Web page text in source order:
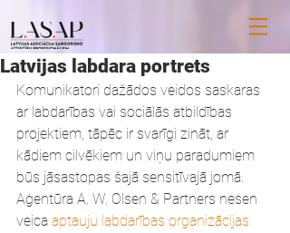
Latvijas labdara portrets
Komunikatori dažādos veidos saskaras
ar labdarības vai sociālās atbildības
projektiem, tāpēc ir svarīgi zināt, ar
kādiem cilvēkiem un viņu paradumiem
būs jāsastopas šajā sensitīvajā jomā.
Aģentūra A. W. Olsen & Partners nesen
veica aptauju labdarības organizācijas